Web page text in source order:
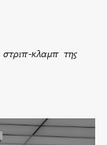
κλαμπ της